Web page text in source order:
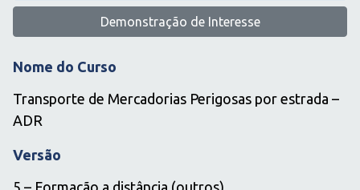
Demonstração de Interesse
Nome do Curso
Transporte de Mercadorias Perigosas por estrada –
ADR
Versão
5 – Formação a distância (outros)